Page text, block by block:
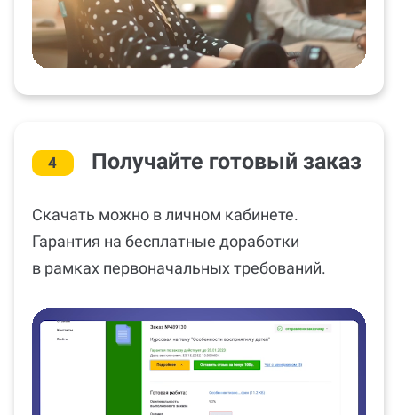
4 Получайте готовый заказ
Скачать можно в личном кабинете.
Гарантия на бесплатные доработки
в рамках первоначальных требований.